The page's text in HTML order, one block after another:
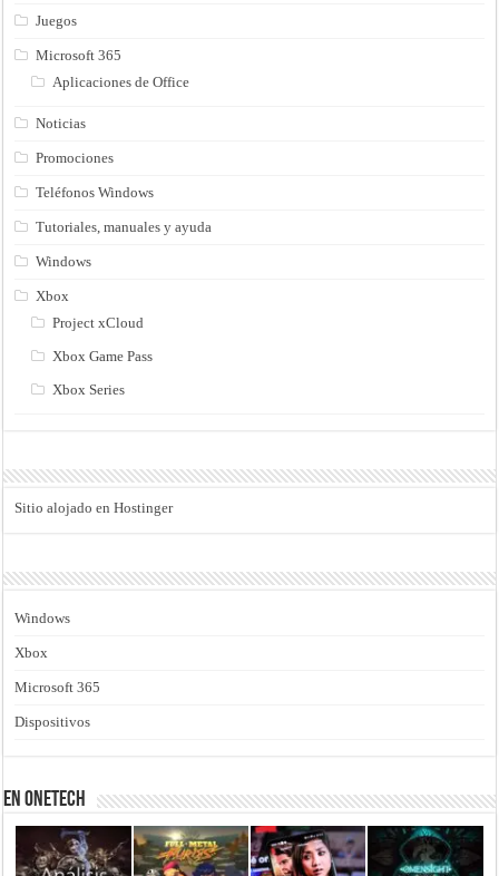
Juegos
Microsoft 365
Aplicaciones de Office
Noticias
Promociones
Teléfonos Windows
Tutoriales, manuales y ayuda
Windows
Xbox
Project xCloud
Xbox Game Pass
Xbox Series
Sitio alojado en Hostinger
Windows
Xbox
Microsoft 365
Dispositivos
En Onetech